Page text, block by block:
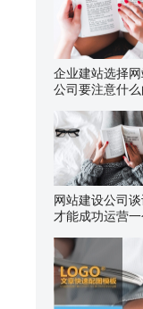
企业建站选择
公司要注意什
网站建设公司
才能成功运营